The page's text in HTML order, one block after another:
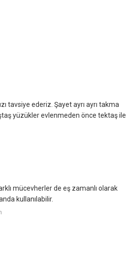
tavsiye ederiz. Şayet ayrı ayrı takma
yüzükler evlenmeden önce tektaş ile
mücevherler de eş zamanlı olarak
kullanılabilir.